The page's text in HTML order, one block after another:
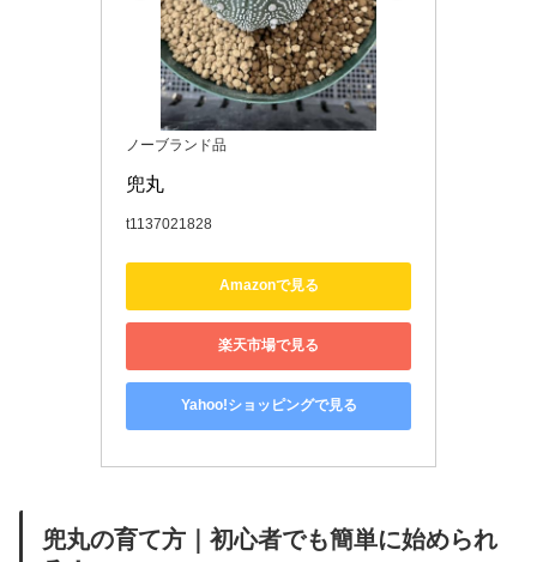
ノーブランド品
兜丸
t1137021828
Amazonで見る
楽天市場で見る
Yahoo!ショッピングで見る
兜丸の育て方｜初心者でも簡単に始められ